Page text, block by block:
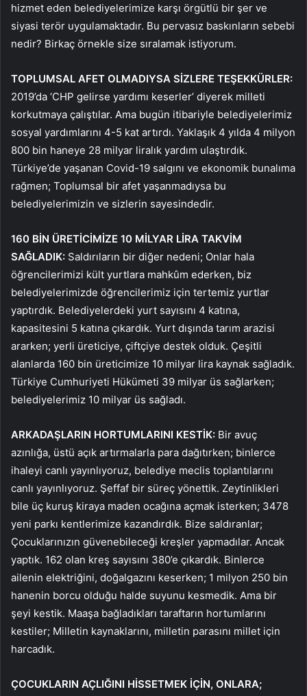
hizmet eden belediyelerimize karşı örgütlü bir şer ve
siyasi terör uygulamaktadır. Bu pervasız baskınların sebebi
nedir? Birkaç örnekle size sıralamak istiyorum.
TOPLUMSAL AFET OLMADIYSA SİZLERE TEŞEKKÜRLER:
2019’da ‘CHP gelirse yardımı keserler’ diyerek milleti
korkutmaya çalıştılar. Ama bugün itibariyle belediyelerimiz
sosyal yardımlarını 4-5 kat artırdı. Yaklaşık 4 yılda 4 milyon
800 bin haneye 28 milyar liralık yardım ulaştırdık.
Türkiye’de yaşanan Covid-19 salgını ve ekonomik bunalıma
rağmen; Toplumsal bir afet yaşanmadıysa bu
belediyelerimizin ve sizlerin sayesindedir.
160 BİN ÜRETİCİMİZE 10 MİLYAR LİRA TAKVİM
SAĞLADIK: Saldırıların bir diğer nedeni; Onlar hala
öğrencilerimizi kült yurtlara mahkûm ederken, biz
belediyelerimizde öğrencilerimiz için tertemiz yurtlar
yaptırdık. Belediyelerdeki yurt sayısını 4 katına,
kapasitesini 5 katına çıkardık. Yurt dışında tarım arazisi
ararken; yerli üreticiye, çiftçiye destek olduk. Çeşitli
alanlarda 160 bin üreticimize 10 milyar lira kaynak sağladık.
Türkiye Cumhuriyeti Hükümeti 39 milyar üs sağlarken;
belediyelerimiz 10 milyar üs sağladı.
ARKADAŞLARIN HORTUMLARINI KESTİK: Bir avuç
azınlığa, üstü açık artırmalarla para dağıtırken; binlerce
ihaleyi canlı yayınlıyoruz, belediye meclis toplantılarını
canlı yayınlıyoruz. Şeffaf bir süreç yönettik. Zeytinlikleri
bile üç kuruş kiraya maden ocağına açmak isterken; 3478
yeni parkı kentlerimize kazandırdık. Bize saldıranlar;
Çocuklarınızın güvenebileceği kreşler yapmadılar. Ancak
yaptık. 162 olan kreş sayısını 380’e çıkardık. Binlerce
ailenin elektriğini, doğalgazını keserken; 1 milyon 250 bin
hanenin borcu olduğu halde suyunu kesmedik. Ama bir
şeyi kestik. Maaşa bağladıkları taraftarın hortumlarını
kestiler; Milletin kaynaklarını, milletin parasını millet için
harcadık.
ÇOCUKLARIN AÇLIĞINI HİSSETMEK İÇİN, ONLARA;